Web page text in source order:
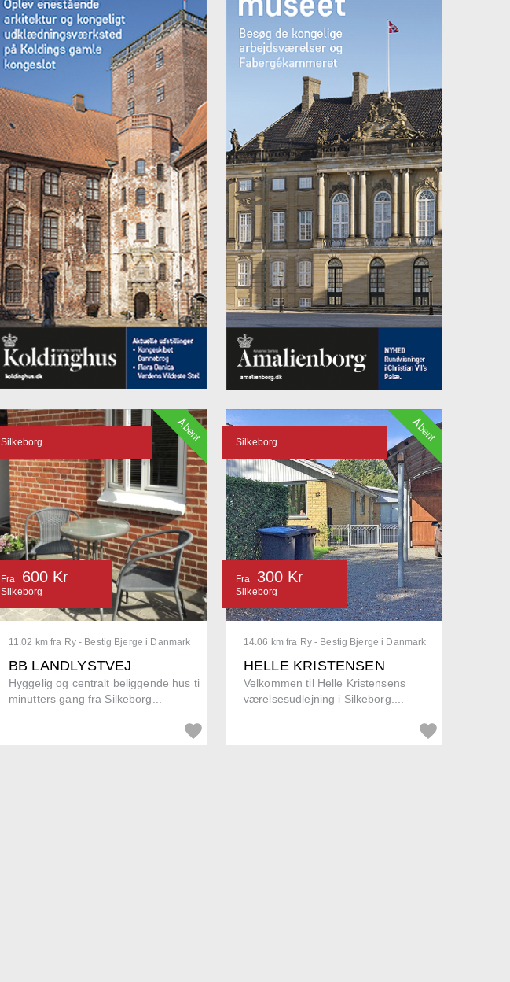
11.02 km fra Ry - Bestig Bjerge i Danmark
BB LANDLYSTVEJ
Hyggelig og centralt beliggende hus ti
minutters gang fra Silkeborg...
Silkeborg
Fra 600 Kr
Silkeborg
Åbent
14.06 km fra Ry - Bestig Bjerge i Danmark
HELLE KRISTENSEN
Velkommen til Helle Kristensens
værelsesudlejning i Silkeborg....
Silkeborg
Fra 300 Kr
Silkeborg
Åbent